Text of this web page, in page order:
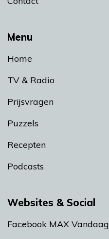
Menu
Home
TV & Radio
Prijsvragen
Puzzels
Recepten
Podcasts
Websites & Social
Facebook MAX Vandaag